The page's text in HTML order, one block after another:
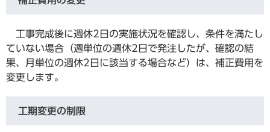
工事完成後に週休2日の実施状況を確認し、条件を満たし
ていない場合（週単位の週休2日で発注したが、確認の結
果、月単位の週休2日に該当する場合など）は、補正費用を
変更します。
工期変更の制限